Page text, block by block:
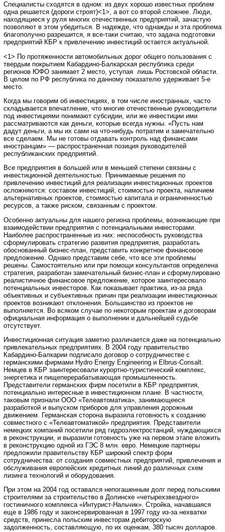
Специалисты сходятся в одном: из двух хорошо известных проблем
одна решается (дороги строят)<1>, а вот со второй сложнее. Люди,
находящиеся у руля многих отечественных предприятий, зачастую
позволяют в этом убедиться. В надежде, что однажды и эта проблема
благополучно разрешится, я все-таки считаю, что задача подготовки
предприятий КБР к привлечению инвестиций остается актуальной.
<1> По протяженности автомобильных дорог общего пользования с
твердым покрытием Кабардино-Балкарская республика среди
регионов ЮФО занимает 2 место, уступая лишь Ростовской области.
В целом по РФ республика по данному показателю удерживает 5-е
место.
Когда мы говорим об инвестициях, в том числе иностранных, часто
складывается впечатление, что многие отечественные руководители
под инвестициями понимают субсидии, или же инвестиции ими
рассматриваются как деньги, которые всегда нужны. «Пусть нам
дадут деньги, а мы их сами на что-нибудь потратим и замечательно
все сделаем. Мы не готовы отдавать контроль над финансами
иностранцам» — распространенная позиция руководителей
республиканских предприятий.
Все предприятия в большей или в меньшей степени связаны с
инвестиционной деятельностью. Принимаемые решения по
привлечению инвестиций для реализации инвестиционных проектов
осложняются: составом инвестиций, стоимостью проекта, наличием
альтернативных проектов, стоимостью капитала и ограниченностью
ресурсов, а также риском, связанным с проектом.
Особенно актуальны для нашего региона проблемы, возникающие при
взаимодействии предприятия с потенциальными инвесторами.
Наиболее распространенные из них: неспособность руководства
сформулировать стратегию развития предприятия, разработать
обоснованный бизнес-план, представить конкретное финансовое
предложение. Однако представим себе, что все эти проблемы
решены. Самостоятельно или при помощи консультантов определена
стратегия, разработан замечательный бизнес-план и сформулировано
реалистичное финансовое предложение, которое заинтересовало
потенциальных инвесторов. Как показывает практика, из-за ряда
объективных и субъективных причин при реализации инвестиционных
проектов возникают отклонения. Большинство из проектов не
выполняется. Во всяком случае по некоторым проектам и договорам
официальная информация о выполнении и дальнейшей судьбе
отсутствует.
Инвестиционная ситуация заметно различается даже на потенциально
привлекательных предприятиях. В 2004 году правительство
Кабардино-Балкарии подписало договор о сотрудничестве с
германскими фирмами Hydro Energy Engineering и Elbrus-Consalt.
Немцев в КБР заинтересовали курортно-туристический комплекс,
энергетика и пищеперерабатывающая промышленность.
Представители германских фирм посетили в КБР предприятия,
потенциально интересные в инвестиционном плане. В частности,
таковым признали ООО «Телеавтоматика», занимающееся
разработкой и выпуском приборов для управления дорожным
движением. Германская сторона выразила готовность к созданию
совместного с «Телеавтоматикой» предприятия. Представители
немецких компаний посетили ряд гидроэлектростанций, нуждающихся
в реконструкции, и выразили готовность уже на первом этапе вложить
в реконструкцию одной из ГЭС 8 млн. евро. Немецкие партнеры
предложили правительству КБР широкий спектр форм
сотрудничества: от создания совместных предприятий, привлечения и
обслуживания европейских кредитных линий до различных схем
лизинга технологий и оборудования.
При этом на 2004 год оставался непогашенным долг перед польскими
строителями за строительство в Долинске «четырехзвездного»
гостиничного комплекса «Интурист-Нальчик». Стройка, начавшаяся
еще в 1986 году и законсервированная в 1997 году из-за нехватки
средств, принесла польским инвесторам дебиторскую
задолженность, составляющую, по их оценкам, 380 тысяч долларов.